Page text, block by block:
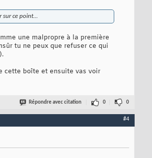
sur ce point...
une malpropre à la première
tu ne peux que refuser ce qui
cette boîte et ensuite vas voir
Répondre avec citation 0 0
#4